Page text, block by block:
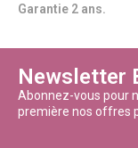
Garantie 2 ans.
Newsletter
Abonnez-vous pour
première nos offres